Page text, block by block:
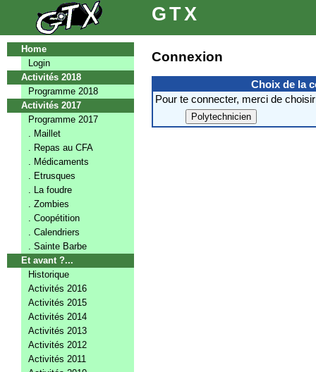
GTX
Home
Login
Activités 2018
Programme 2018
Activités 2017
Programme 2017
. Maillet
. Repas au CFA
. Médicaments
. Etrusques
. La foudre
. Zombies
. Coopétition
. Calendriers
. Sainte Barbe
Et avant ?...
Historique
Activités 2016
Activités 2015
Activités 2014
Activités 2013
Activités 2012
Activités 2011
Connexion
Choix de la
Pour te connecter, merci de